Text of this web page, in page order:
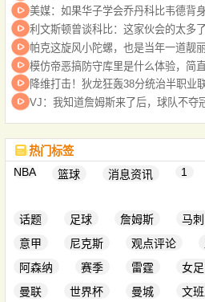
美媒：如果华子学会乔丹科比韦德背
利文斯顿曾谈科比：这家伙会的太多
帕克这旋风小陀螺，也是当年一道靓
模仿帝恶搞防守库里是什么体验，简直
降维打击！狄龙狂轰38分统治半职业联
VJ：我知道詹姆斯来了后，球队不夺
热门标签
NBA
篮球 消息资讯 1
话题
足球 詹姆斯 马刺
意甲
尼克斯 观点评论
阿森纳
赛季 雷霆 女足
曼联
世界杯 曼城 文